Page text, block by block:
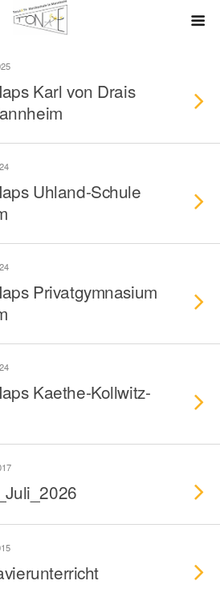
Karl von Drais
Uhland-Schule
Privatgymnasium
Kaethe-Kollwitz-